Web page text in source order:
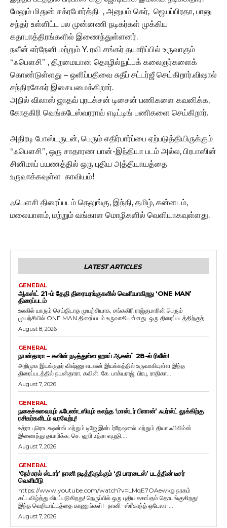
மேலும் மிதுன் சக்ரபோர்த்தி , அனுபம் கெர், ஜெயப்பிரதா, பானு
சந்தர் உள்ளிட்ட பல முன்னணி நடிகர்கள் முக்கிய
கதாபாத்திரங்களில் இணைந்துள்ளனர்.
நவீன் எர்நேனி மற்றும் Y. ரவி சங்கர் தயாரிப்பில் உருவாகும்
“ஃபௌசி” , திறமையான தொழில்நுட்பக் கலைஞர்களைக்
கொண்டுள்ளது – ஒளிப்பதிவை சுதீப் சட்டர்ஜீ செய்கிறார்.விஷால்
சந்திரசேகர் இசையமைக்கிறார்.
அநில் விலாஸ் ஜாதவ் புரடக்சன் டிசைன் பணிகளை கவனிக்க,
கோதகிரி வெங்கடேஸ்வரராவ் எடிட்டிங் பணிகளை செய்கிறார்.
அதிரடி போஸ்டருடன், பெரும் எதிர்பார்ப்பை ஏற்படுத்தியிருக்கும்
“ஃபௌசி”, ஒரு சாதாரண பான்-இந்தியா படம் அல்ல, பிரபாஸின்
சினிமாப் பயணத்தில் ஒரு புதிய அத்தியாயத்தை
உருவாக்கவுள்ள காவியம்!
ஃபௌசி திரைப்படம் தெலுங்கு, இந்தி, தமிழ், கன்னடம்,
மலையாளம், மற்றும் வங்காள மொழிகளில் வெளியாகவுள்ளது.
LATEST ARTICLES
GENERAL
ஆகஸ்ட் 21-ம் தேதி திரையரங்குகளில் வெளியாகிறது ‘ONE MAN’
திரைப்படம்
உலகில் யாரும் செய்திடாத முயற்சியாக, சங்ககிரி ராஜ்குமாரின் பெரும்
முயற்சியில் ONE MAN திரைப்படம் உருவாகியுள்ளது. ஒரு திரைப்படத்திற்குத்...
August 8, 2026
GENERAL
நயன்தாரா – கவின் நடித்துள்ள ஹாய் ஆகஸ்ட் 28-ல் ரிலீஸ்!
அறிமுக இயக்குநர் விஷ்ணு எடவன் இயக்கத்தில் உருவாகியுள்ள இந்த
திரைப்படத்தில் நயன்தாரா, கவின், கே. பாக்யராஜ், பிரபு, ராதிகா...
August 7, 2026
GENERAL
நகைச்சுவையும் ஃபேண்டஸியும் கலந்த ‘மாஸ்டர் பிளான்’ ஃபர்ஸ்ட் லுக்கிற்கு
ரசிகர்களிடம் வரவேற்பு!
உத்ரா புரொடக்ஷன்ஸ் மற்றும் டிஜே இன்டர்நேஷனல் மற்றும் தியா ஃபிலிம்ஸ்
இணைந்து தயாரிக்க, செ. ஹரி உத்ரா எழுதி,...
August 7, 2026
GENERAL
‘நேச்சுரல் ஸ்டார்’ நானி நடித்திருக்கும் ‘தி பாரடைஸ்’ படத்தின் டீசர்
வெளியீடு
https://www.youtube.com/watch?v=LMqE7OAewkg நரகம்
கட்டவிழ்த்து விடப்படுகிறது! நெருப்பில் ஒரு புதிய சகாப்தம் தொடங்குகிறது!
இந்த வெறியாட்டத்தை காணுங்கள்!- நானி- ஸ்ரீகாந்த் ஒடேலா-...
August 7, 2026